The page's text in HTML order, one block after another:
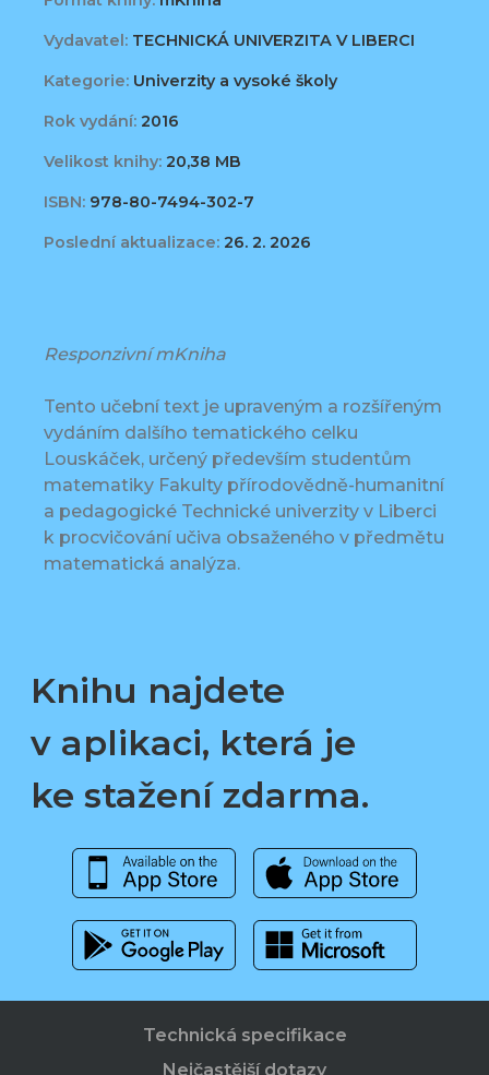
Vydavatel: TECHNICKÁ UNIVERZITA V LIBERCI
Kategorie: Univerzity a vysoké školy
Rok vydání: 2016
Velikost knihy: 20,38 MB
ISBN: 978-80-7494-302-7
Poslední aktualizace: 26. 2. 2026
Responzivní mKniha
Tento učební text je upraveným a rozšířeným
vydáním dalšího tematického celku
Louskáček, určený především studentům
matematiky Fakulty přírodovědně-humanitní
a pedagogické Technické univerzity v Liberci
k procvičování učiva obsaženého v předmětu
matematická analýza.
Knihu najdete
v aplikaci, která je
ke stažení zdarma.
Technická specifikace
Nejčastější dotazy